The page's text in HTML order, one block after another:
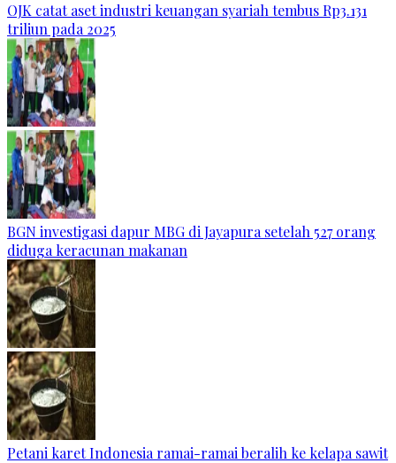
OJK catat aset industri keuangan syariah tembus Rp3.131
triliun pada 2025
BGN investigasi dapur MBG di Jayapura setelah 527 orang
diduga keracunan makanan
Petani karet Indonesia ramai-ramai beralih ke kelapa sawit